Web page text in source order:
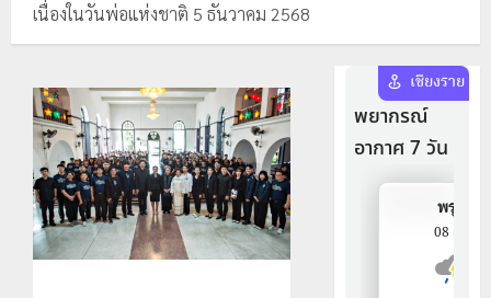
เนื่องในวันพ่อแห่งชาติ 5 ธันวาคม 2568